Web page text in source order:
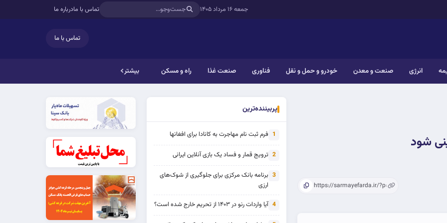
جمعه ۱۶ مرداد ۱۴۰۵ تماس با مادرباره ما
تماس با ما
انرژی صنعت و معدن خودرو و حمل و نقل فناوری صنعت غذا راه و مسکن بیشتر
شود
پربیننده‌ترین
1 فرم ثبت نام مهاجرت به کانادا برای افغانها
2 ترویج قمار و فساد یک بازی آنلاین ایرانی
3 برنامه بانک مرکزی برای جلوگیری از شوک‌های
ارزی
4 آیا واردات رنو در ۱۴۰۳ از تحریم خارج شده است؟